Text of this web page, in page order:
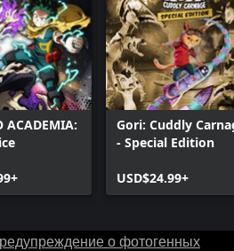
ACADEMIA:
Gori: Cuddly
- Special Edition
USD$24.99+
о фотогенных